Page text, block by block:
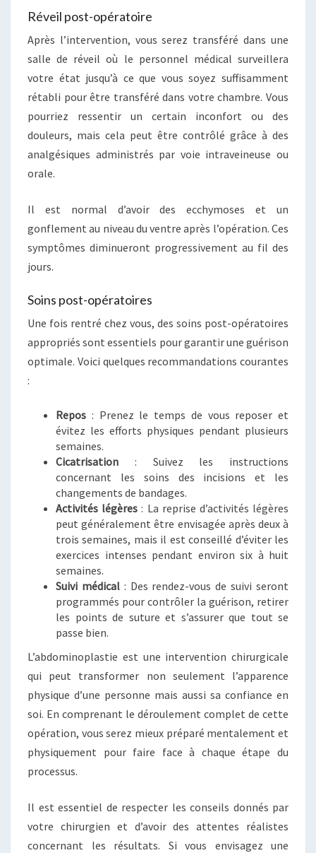
Réveil post-opératoire
Après l’intervention, vous serez transféré dans une
salle de réveil où le personnel médical surveillera
votre état jusqu’à ce que vous soyez suffisamment
rétabli pour être transféré dans votre chambre. Vous
pourriez ressentir un certain inconfort ou des
douleurs, mais cela peut être contrôlé grâce à des
analgésiques administrés par voie intraveineuse ou
orale.
Il est normal d’avoir des ecchymoses et un
gonflement au niveau du ventre après l’opération. Ces
symptômes diminueront progressivement au fil des
jours.
Soins post-opératoires
Une fois rentré chez vous, des soins post-opératoires
appropriés sont essentiels pour garantir une guérison
optimale. Voici quelques recommandations courantes
:
Repos : Prenez le temps de vous reposer et
évitez les efforts physiques pendant plusieurs
semaines.
Cicatrisation : Suivez les instructions
concernant les soins des incisions et les
changements de bandages.
Activités légères : La reprise d’activités légères
peut généralement être envisagée après deux à
trois semaines, mais il est conseillé d’éviter les
exercices intenses pendant environ six à huit
semaines.
Suivi médical: Des rendez-vous de suivi seront
programmés pour contrôler la guérison, retirer
les points de suture et s’assurer que tout se
passe bien.
L’abdominoplastie est une intervention chirurgicale
qui peut transformer non seulement l’apparence
physique d’une personne mais aussi sa confiance en
soi. En comprenant le déroulement complet de cette
opération, vous serez mieux préparé mentalement et
physiquement pour faire face à chaque étape du
processus.
Il est essentiel de respecter les conseils donnés par
votre chirurgien et d’avoir des attentes réalistes
concernant les résultats. Si vous envisagez une